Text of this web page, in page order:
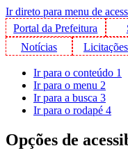
Ir direto para menu de
Portal da Prefeitura
Notícias
Licitações
Ir para o conteúdo 1
Ir para o menu 2
Ir para a busca 3
Ir para o rodapé 4
Opções de